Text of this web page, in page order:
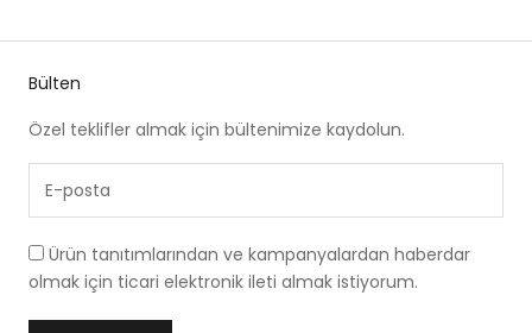
Bülten
Özel teklifler almak için bültenimize kaydolun.
Ürün tanıtımlarından ve kampanyalardan haberdar
olmak için ticari elektronik ileti almak istiyorum.